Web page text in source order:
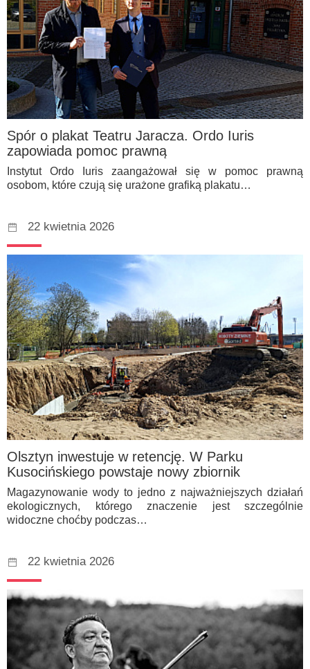
Spór o plakat Teatru Jaracza. Ordo Iuris
zapowiada pomoc prawną
Instytut Ordo Iuris zaangażował się w pomoc prawną
osobom, które czują się urażone grafiką plakatu…
22 kwietnia 2026
Olsztyn inwestuje w retencję. W Parku
Kusocińskiego powstaje nowy zbiornik
Magazynowanie wody to jedno z najważniejszych działań
ekologicznych, którego znaczenie jest szczególnie
widoczne choćby podczas…
22 kwietnia 2026